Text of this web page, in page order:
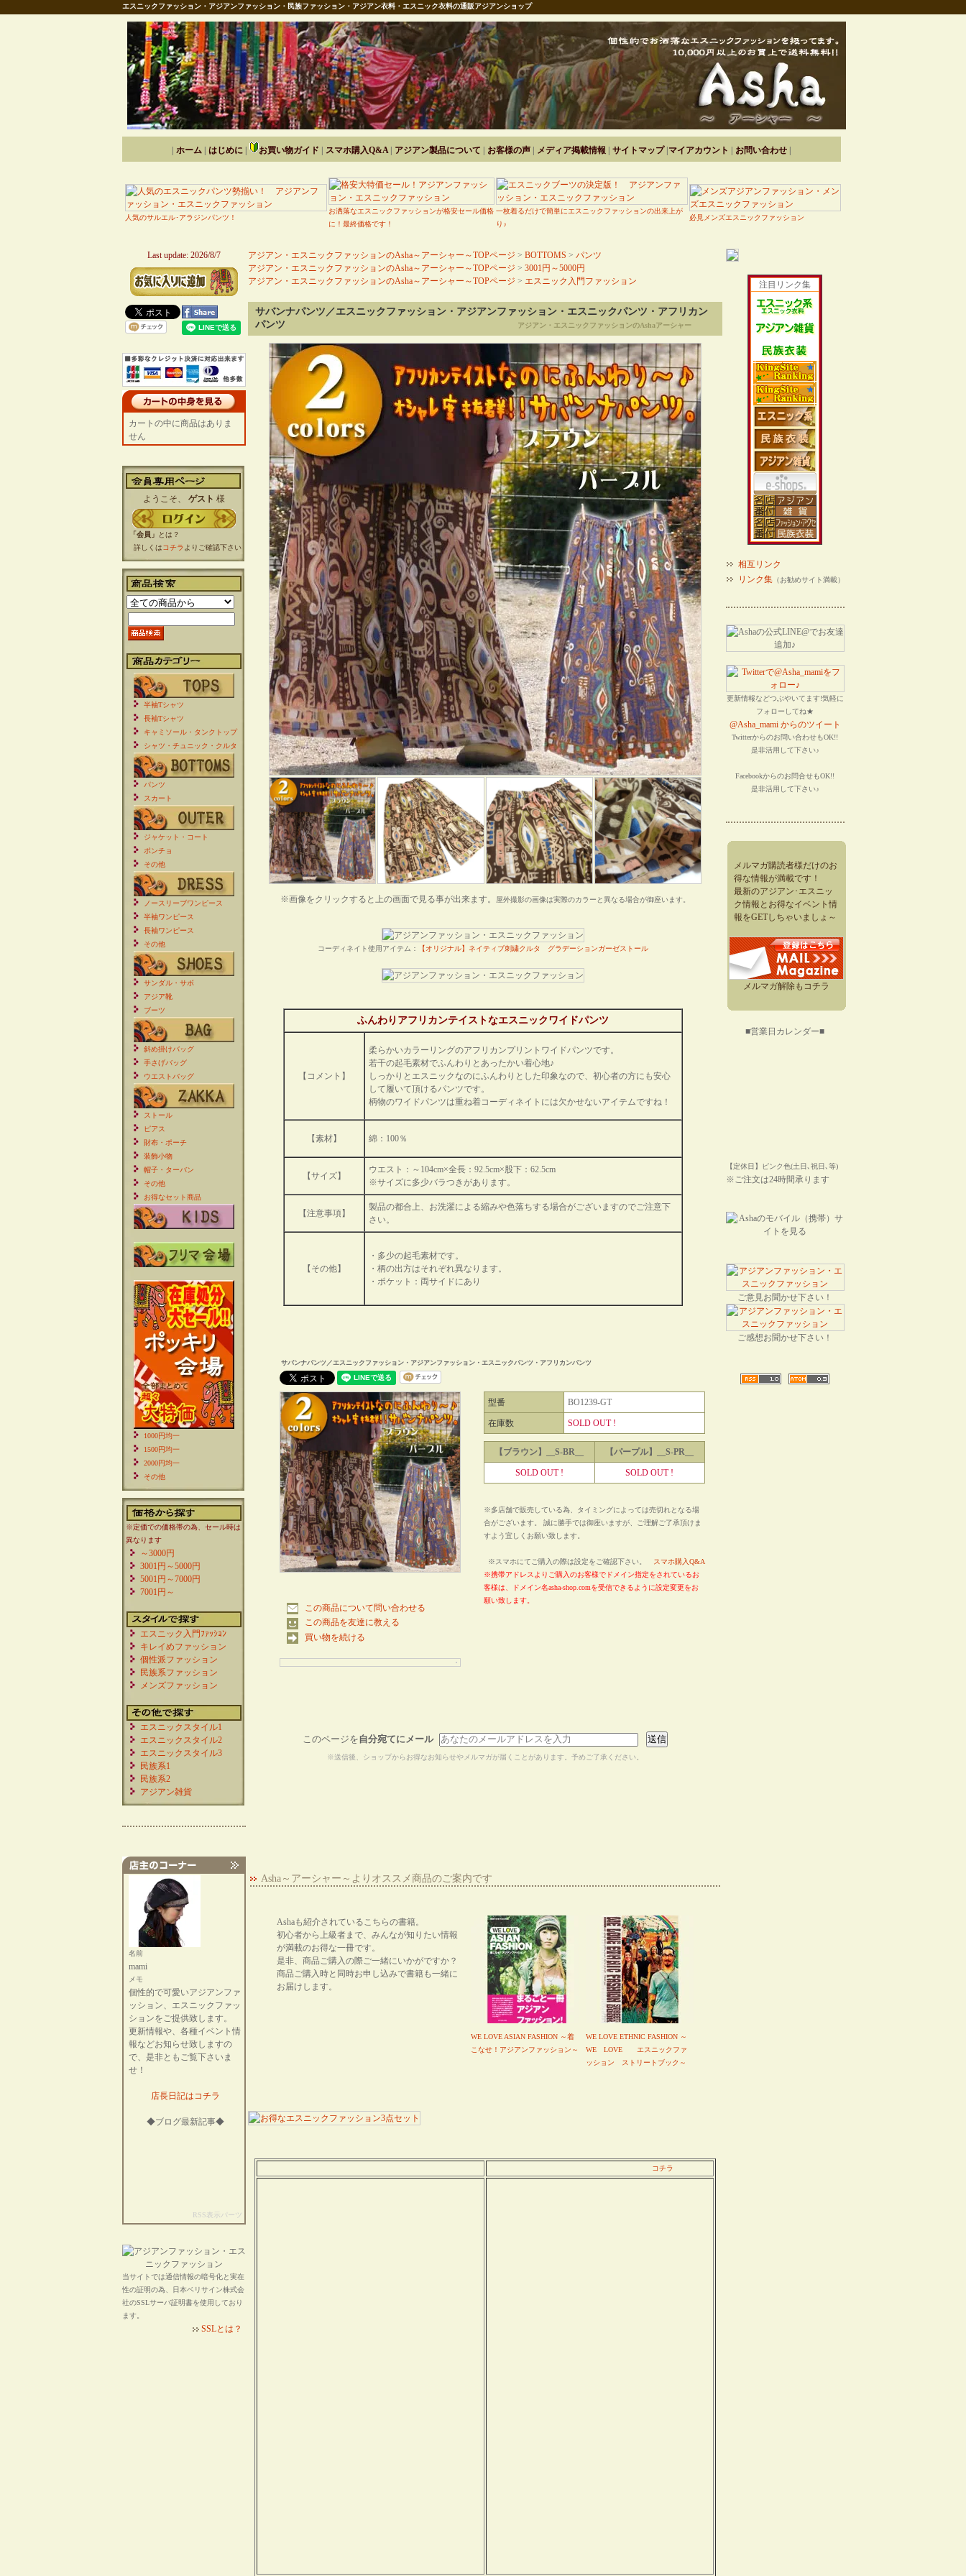
エスニックファッション・アジアンファッション・民族ファッション・アジアン衣料・エスニック衣料の通販アジアンショップ
ホーム| はじめに| お買い物ガイド スマホ購入Q&A| アジアン製品について お客様の声| メディア掲載情報 サイトマップ| マイアカウント お問い合わせ|
人気のサルエル･アラジンパンツ！
お洒落なエスニックファッションが格安セール価格
に！最終価格です！
一枚着るだけで簡単にエスニックファッションの出来上が
り♪
必見メンズエスニックファッション
アジアン・エスニックファッションのAsha～アーシャー～TOPページ > BOTTOMS > パンツ
アジアン・エスニックファッションのAsha～アーシャー～TOPページ > 3001円～5000円
アジアン・エスニックファッションのAsha～アーシャー～TOPページ > エスニック入門ファッション
サバンナパンツ／エスニックファッション・アジアンファッション・エスニックパンツ・アフリカン
パンツ
アジアン・エスニックファッションのAshaアーシャー
※画像をクリックすると上の画面で見る事が出来ます。 屋外撮影の画像は実際のカラーと異なる場合が御座います。
コーディネイト使用アイテム： 【オリジナル】ネイティブ刺繍クルタ グラデーションガーゼストール
ふんわりアフリカンテイストなエスニックワイドパンツ
【コメント】
柔らかいカラーリングのアフリカンプリントワイドパンツです。
若干の起毛素材でふんわりとあったかい着心地♪
しっかりとエスニックなのにふんわりとした印象なので、初心者の方にも安心
して履いて頂けるパンツです。
柄物のワイドパンツは重ね着コーディネイトには欠かせないアイテムですね！
【素材】 綿：100％
【サイズ】
ウエスト：～104cm×全長：92.5cm×股下：62.5cm
※サイズに多少バラつきがあります。
【注意事項】
製品の都合上、お洗濯による縮みや色落ちする場合がございますのでご注意下
さい。
【その他】
・多少の起毛素材です。
・柄の出方はそれぞれ異なります。
・ポケット：両サイドにあり
サバンナパンツ／エスニックファッション・アジアンファッション・エスニックパンツ・アフリカンパンツ
この商品について問い合わせる
この商品を友達に教える
買い物を続ける
型番 BO1239-GT
在庫数 SOLD OUT !
【ブラウン】__S-BR__ 【パープル】__S-PR__
SOLD OUT ! SOLD OUT !
※多店舗で販売している為、タイミングによっては売切れとなる場
合がございます。 誠に勝手では御座いますが、ご理解ご了承頂けま
すよう宜しくお願い致します。
※スマホにてご購入の際は設定をご確認下さい。
スマホ購入Q&A
※携帯アドレスよりご購入のお客様でドメイン指定をされているお
客様は、ドメイン名asha-shop.comを受信できるように設定変更をお
願い致します。
このページを自分宛てにメール
※送信後、ショップからお得なお知らせやメルマガが届くことがあります。予めご了承ください。
Asha～アーシャー～よりオススメ商品のご案内です
Ashaも紹介されているこちらの書籍。
初心者から上級者まで、みんなが知りたい情報
が満載のお得な一冊です。
是非、商品ご購入の際ご一緒にいかがですか？
商品ご購入時と同時お申し込みで書籍も一緒に
お届けします。
WE LOVE ASIAN FASHION ～着
こなせ！アジアンファッション～
WE LOVE ETHNIC FASHION ～
WE LOVE エスニックファ
ッション ストリートブック～
コチラ
Last update: 2026/8/7
カートの中に商品はありま
せん
ようこそ、 ゲスト 様
「会員」
とは？
詳しくはコチラ よりご確認下さい
半袖Tシャツ
長袖Tシャツ
キャミソール・タンクトップ
シャツ・チュニック・クルタ
パンツ
スカート
ジャケット・コート
ポンチョ
その他
ノースリーブワンピース
半袖ワンピース
長袖ワンピース
その他
サンダル・サボ
アジア靴
ブーツ
斜め掛けバッグ
手さげバッグ
ウエストバッグ
ストール
ピアス
財布・ポーチ
装飾小物
帽子・ターバン
その他
お得なセット商品
1000円均一
1500円均一
2000円均一
その他
※定価での価格帯の為、セール時は
異なります
～3000円
3001円～5000円
5001円～7000円
7001円～
エスニック入門ﾌｧｯｼｮﾝ
キレイめファッション
個性派ファッション
民族系ファッション
メンズファッション
エスニックスタイル1
エスニックスタイル2
エスニックスタイル3
民族系1
民族系2
アジアン雑貨
名前
mami
メモ
個性的で可愛いアジアンファ
ッション、エスニックファッ
ションをご提供致します。
更新情報や、各種イベント情
報などお知らせ致しますの
で、是非ともご覧下さいま
せ！
店長日記はコチラ
◆ブログ最新記事◆
RSS表示パーツ
当サイトでは通信情報の暗号化と実在
性の証明の為、日本ベリサイン株式会
社のSSLサーバ証明書を使用しており
ます。
SSLとは？
注目リンク集
相互リンク
リンク集（お勧めサイト満載）
更新情報などつぶやいてます!気軽に
フォローしてね★
@Asha_mami からのツイート
Twitterからのお問い合わせもOK!!
是非活用して下さい♪
Facebookからのお問合せもOK!!
是非活用して下さい♪
メルマガ購読者様だけのお
得な情報が満載です！
最新のアジアン･エスニッ
ク情報とお得なイベント情
報をGETしちゃいましょ～
メルマガ解除もコチラ
■営業日カレンダー■
【定休日】ピンク色(土日､祝日､等)
※ご注文は24時間承ります
ご意見お聞かせ下さい！
ご感想お聞かせ下さい！